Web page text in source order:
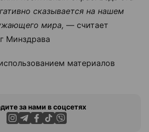
сказывается на нашем
мира, — считает
Минздрава
материалов
за нами в соцсетях